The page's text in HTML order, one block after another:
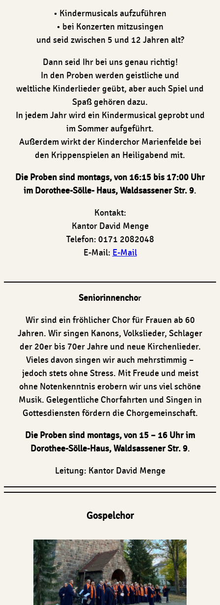
• Kindermusicals aufzuführen
• bei Konzerten mitzusingen
und seid zwischen 5 und 12 Jahren alt?
Dann seid Ihr bei uns genau richtig!
In den Proben werden geistliche und
weltliche Kinderlieder geübt, aber auch Spiel und
Spaß gehören dazu.
In jedem Jahr wird ein Kindermusical geprobt und
im Sommer aufgeführt.
Außerdem wirkt der Kinderchor Marienfelde bei
den Krippenspielen an Heiligabend mit.
Die Proben sind montags, von 16:15 bis 17:00 Uhr
im Dorothee-Sölle- Haus, Waldsassener Str. 9.
Kontakt:
Kantor David Menge
Telefon: 0171 2082048
E-Mail: E-Mail
Seniorinnenchor
Wir sind ein fröhlicher Chor für Frauen ab 60
Jahren. Wir singen Kanons, Volkslieder, Schlager
der 20er bis 70er Jahre und neue Kirchenlieder.
Vieles davon singen wir auch mehrstimmig –
jedoch stets ohne Stress. Mit Freude und meist
ohne Notenkenntnis erobern wir uns viel schöne
Musik. Gelegentliche Chorfahrten und Singen in
Gottesdiensten fördern die Chorgemeinschaft.
Die Proben sind montags, von 15 – 16 Uhr im
Dorothee-Sölle-Haus, Waldsassener Str. 9.
Leitung: Kantor David Menge
Gospelchor